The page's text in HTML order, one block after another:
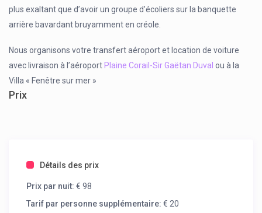
plus exaltant que d’avoir un groupe d’écoliers sur la banquette
arrière bavardant bruyamment en créole.
Nous organisons votre transfert aéroport et location de voiture
avec livraison à l’aéroport Plaine Corail-Sir Gaëtan Duvalou à la
Villa « Fenêtre sur mer »
Prix
Détails des prix
Prix par nuit: € 98
Tarif par personne supplémentaire: € 20